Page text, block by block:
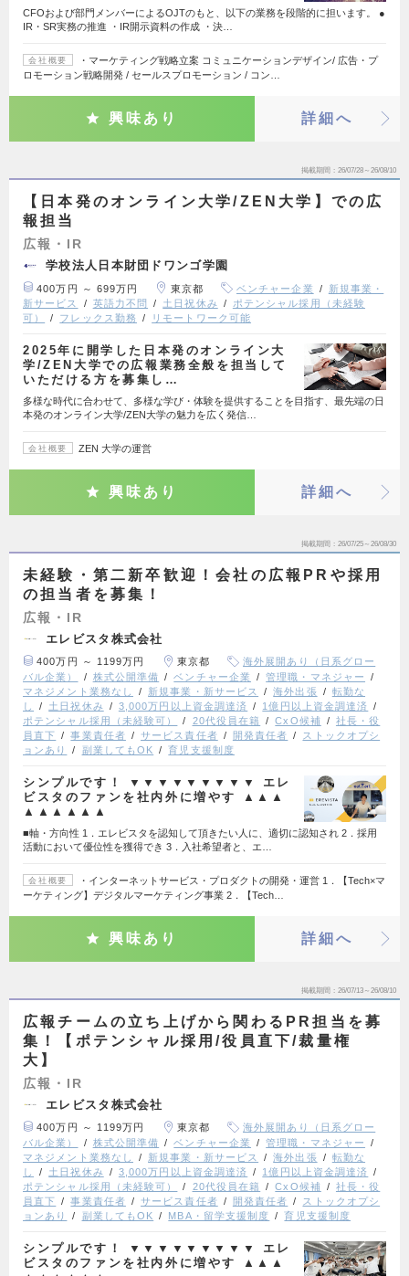
CFOおよび部門メンバーによるOJTのもと、以下の業務を段階的に担います。 ●
IR・SR実務の推進 ・IR開示資料の作成 ・決…
会社概要
・マーケティング戦略立案 コミュニケーションデザイン/ 広告・プ
ロモーション戦略開発 / セールスプロモーション / コン…
興味あり 詳細へ
掲載期間 26/07/28～26/08/10
【日本発のオンライン大学/ZEN大学】での広
報担当
広報・IR
学校法人日本財団ドワンゴ学園
400万円 ～ 699万円 東京都 ベンチャー企業
新規事業・
新サービス
英語力不問 土日祝休み
ポテンシャル採用（未経験
可）
フレックス勤務 リモートワーク可能
2025年に開学した日本発のオンライン大
学/ZEN大学での広報業務全般を担当して
いただける方を募集し…
多様な時代に合わせて、多様な学び・体験を提供することを目指す、最先端の日
本発のオンライン大学/ZEN大学の魅力を広く発信…
会社概要 ZEN 大学の運営
興味あり 詳細へ
掲載期間 26/07/25～26/08/30
未経験・第二新卒歓迎！会社の広報PRや採用
の担当者を募集！
広報・IR
エレビスタ株式会社
400万円 ～ 1199万円 東京都
海外展開あり（日系グロー
バル企業）
株式公開準備 ベンチャー企業
管理職・マネジャー
マネジメント業務なし
新規事業・新サービス 海外出張
転勤な
し
土日祝休み 3,000万円以上資金調達済
1億円以上資金調達済
ポテンシャル採用（未経験可）
20代役員在籍 CxO候補
社長・役
員直下
事業責任者 サービス責任者 開発責任者
ストックオプシ
ョンあり
副業してもOK 育児支援制度
シンプルです！ ▼▼▼▼▼▼▼▼▼ エレ
ビスタのファンを社内外に増やす ▲▲▲
▲▲▲▲▲▲
■軸・方向性 1．エレビスタを認知して頂きたい人に、適切に認知され 2．採用
活動において優位性を獲得でき 3．入社希望者と、エ…
会社概要
・インターネットサービス・プロダクトの開発・運営 1．【Tech×マ
ーケティング】デジタルマーケティング事業 2．【Tech…
興味あり 詳細へ
掲載期間 26/07/13～26/08/10
広報チームの立ち上げから関わるPR担当を募
集！【ポテンシャル採用/役員直下/裁量権
大】
広報・IR
エレビスタ株式会社
400万円 ～ 1199万円 東京都
海外展開あり（日系グロー
バル企業）
株式公開準備 ベンチャー企業
管理職・マネジャー
マネジメント業務なし
新規事業・新サービス 海外出張
転勤な
し
土日祝休み 3,000万円以上資金調達済
1億円以上資金調達済
ポテンシャル採用（未経験可）
20代役員在籍 CxO候補
社長・役
員直下
事業責任者 サービス責任者 開発責任者
ストックオプシ
ョンあり
副業してもOK MBA・留学支援制度 育児支援制度
シンプルです！ ▼▼▼▼▼▼▼▼▼ エレ
ビスタのファンを社内外に増やす ▲▲▲